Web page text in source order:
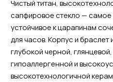
Чистый титан,
сапфировое стекло — самое
устойчивое к царапинам
для часов. Корпус и браслет
глубокой черной,
гипоаллергенной и
высокотехнологичной